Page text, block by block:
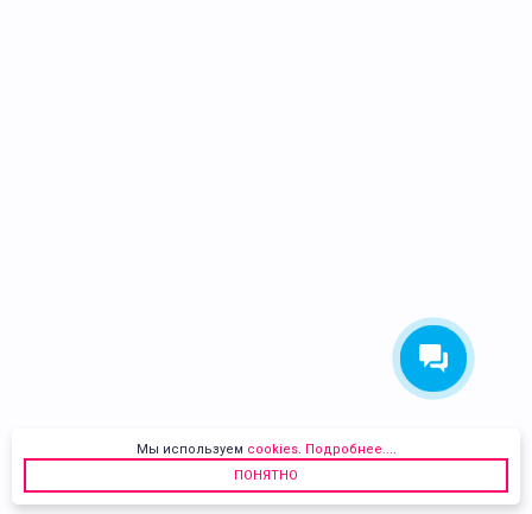
Мы используем cookies. Подробнее....
ПОНЯТНО